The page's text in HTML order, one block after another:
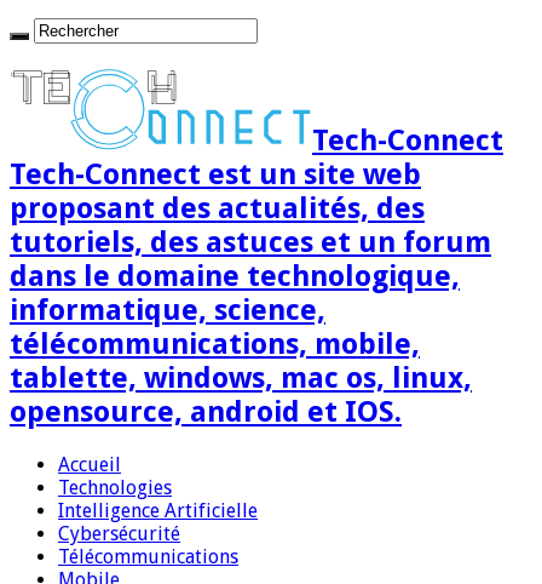
Tech-Connect
Tech-Connect est un site web
proposant des actualités, des
tutoriels, des astuces et un forum
dans le domaine technologique,
informatique, science,
télécommunications, mobile,
tablette, windows, mac os, linux,
opensource, android et IOS.
Accueil
Technologies
Intelligence Artificielle
Cybersécurité
Télécommunications